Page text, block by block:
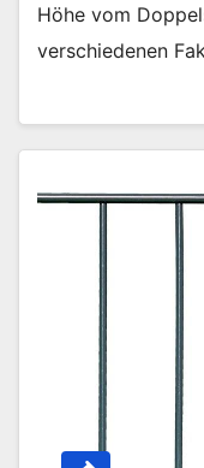
Höhe vom
verschiedenen